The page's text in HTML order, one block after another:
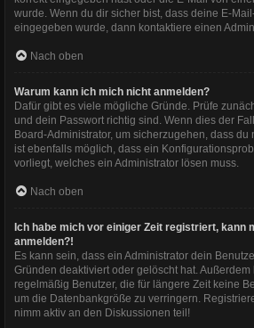
wurde. Wenn du dir sicher bist, dass deine E-
eingegeben wurde, dann kontaktiere einen
Nach oben
Warum kann ich mich nicht anmelden?
Dafür gibt es viele mögliche Gründe. Prüfe
und dein Passwort richtig sind. Wenn dies der
Board-Administrator, um sicherzugehen, dass du
ist ebenfalls möglich, dass ein
vorliegt, welches ein Administrator lösen muss.
Nach oben
Ich habe mich vor einiger Zeit registriert, kann
anmelden?!
Es kann sein, dass ein Administrator dein
Gründen deaktiviert oder gelöscht hat.
regelmäßig Benutzer, die für längere Zeit keine
um die Datenbankgröße zu verringern.
nimm aktiv an den Diskussionen teil!